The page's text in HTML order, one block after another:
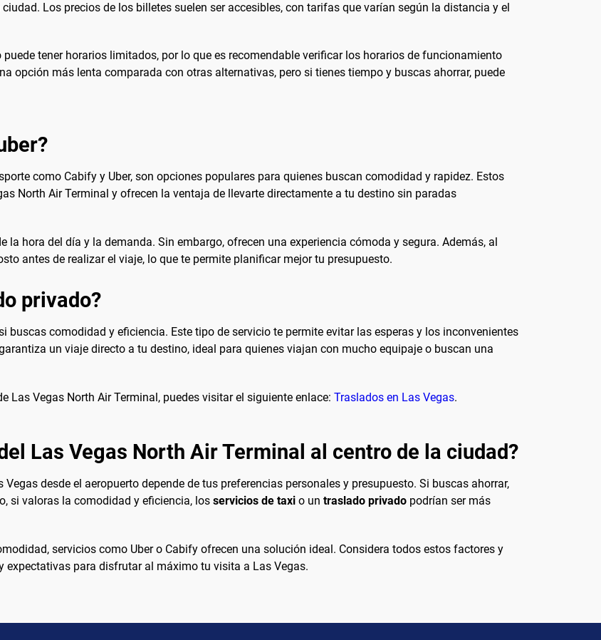
Los precios de los billetes suelen ser accesibles, con tarifas que varían según la distancia y el
tener horarios limitados, por lo que es recomendable verificar los horarios de funcionamiento
opción más lenta comparada con otras alternativas, pero si tienes tiempo y buscas ahorrar, puede
como Cabify y Uber, son opciones populares para quienes buscan comodidad y rapidez. Estos
North Air Terminal y ofrecen la ventaja de llevarte directamente a tu destino sin paradas
la hora del día y la demanda. Sin embargo, ofrecen una experiencia cómoda y segura. Además, al
antes de realizar el viaje, lo que te permite planificar mejor tu presupuesto.
privado?
buscas comodidad y eficiencia. Este tipo de servicio te permite evitar las esperas y los inconvenientes
un viaje directo a tu destino, ideal para quienes viajan con mucho equipaje o buscan una
Las Vegas North Air Terminal, puedes visitar el siguiente enlace: Traslados en Las Vegas.
Las Vegas North Air Terminal al centro de la ciudad?
desde el aeropuerto depende de tus preferencias personales y presupuesto. Si buscas ahorrar,
si valoras la comodidad y eficiencia, los servicios de taxi o un traslado privado podrían ser más
servicios como Uber o Cabify ofrecen una solución ideal. Considera todos estos factores y
expectativas para disfrutar al máximo tu visita a Las Vegas.